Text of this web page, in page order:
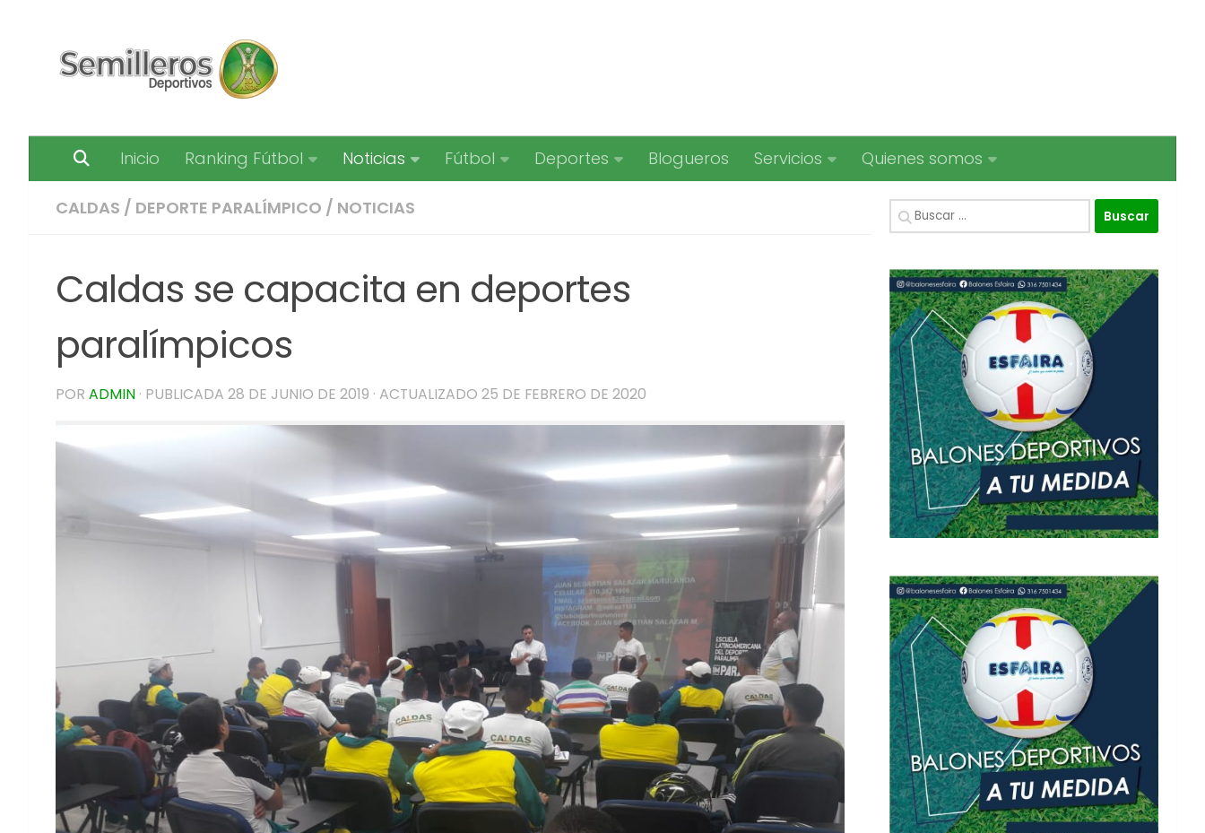
Inicio Ranking Fútbol Noticias Fútbol Deportes Blogueros Servicios Quienes somos
CALDAS / DEPORTE PARALÍMPICO / NOTICIAS
Caldas se capacita en deportes
paralímpicos
POR ADMIN · PUBLICADA 28 DE JUNIO DE 2019 · ACTUALIZADO 25 DE FEBRERO DE 2020
Buscar: